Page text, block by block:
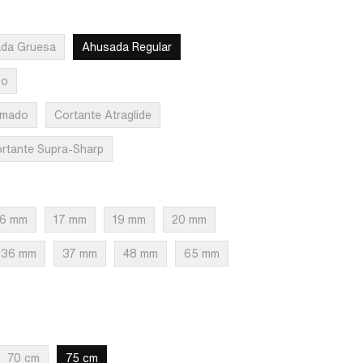
Gruesa Ahusada Regular
Cortante Atraglide
Supra-Sharp
mm 17 mm 19 mm 20 mm
36 mm 37 mm 48 mm 65 mm
70 cm 75 cm